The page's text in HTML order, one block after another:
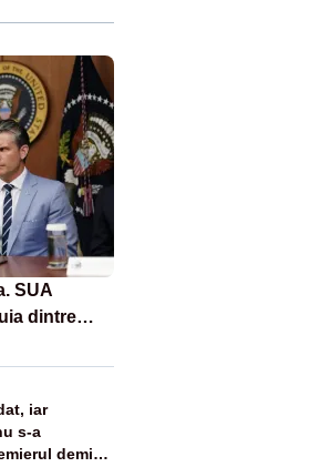
SUA
dintre
militare
iar
s-a
demis